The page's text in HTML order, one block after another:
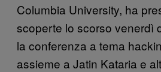
Columbia University, ha
scoperte lo scorso venerdì
la conferenza a tema
assieme a Jatin Kataria e